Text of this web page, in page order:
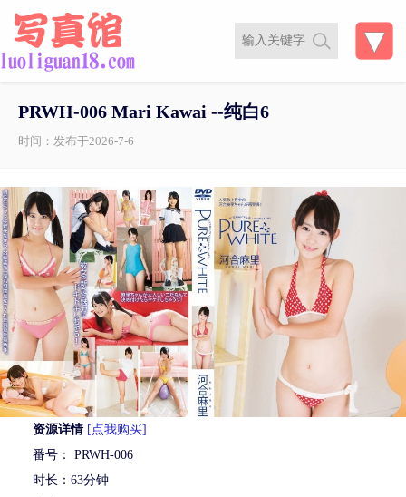
PRWH-006 Mari Kawai --纯白6
时间：发布于2026-7-6
资源详情 [点我购买]
番号： PRWH-006
时长：63分钟